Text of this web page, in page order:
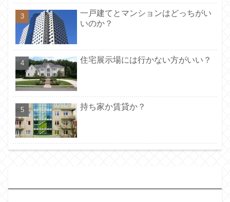
一戸建てとマンションはどっちがい
いのか？
住宅展示場には行かない方がいい？
持ち家か賃貸か？